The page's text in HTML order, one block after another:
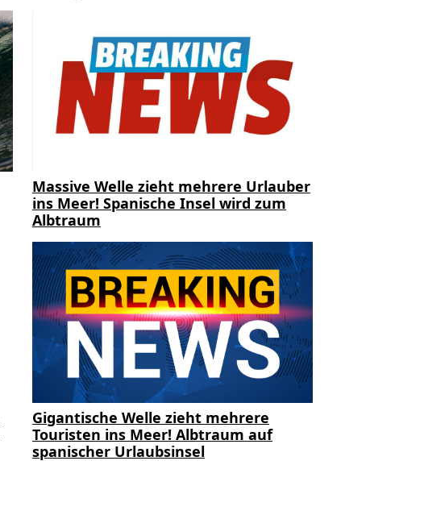
Massive Welle zieht mehrere Urlauber
ins Meer! Spanische Insel wird zum
Albtraum
Gigantische Welle zieht mehrere
Touristen ins Meer! Albtraum auf
spanischer Urlaubsinsel